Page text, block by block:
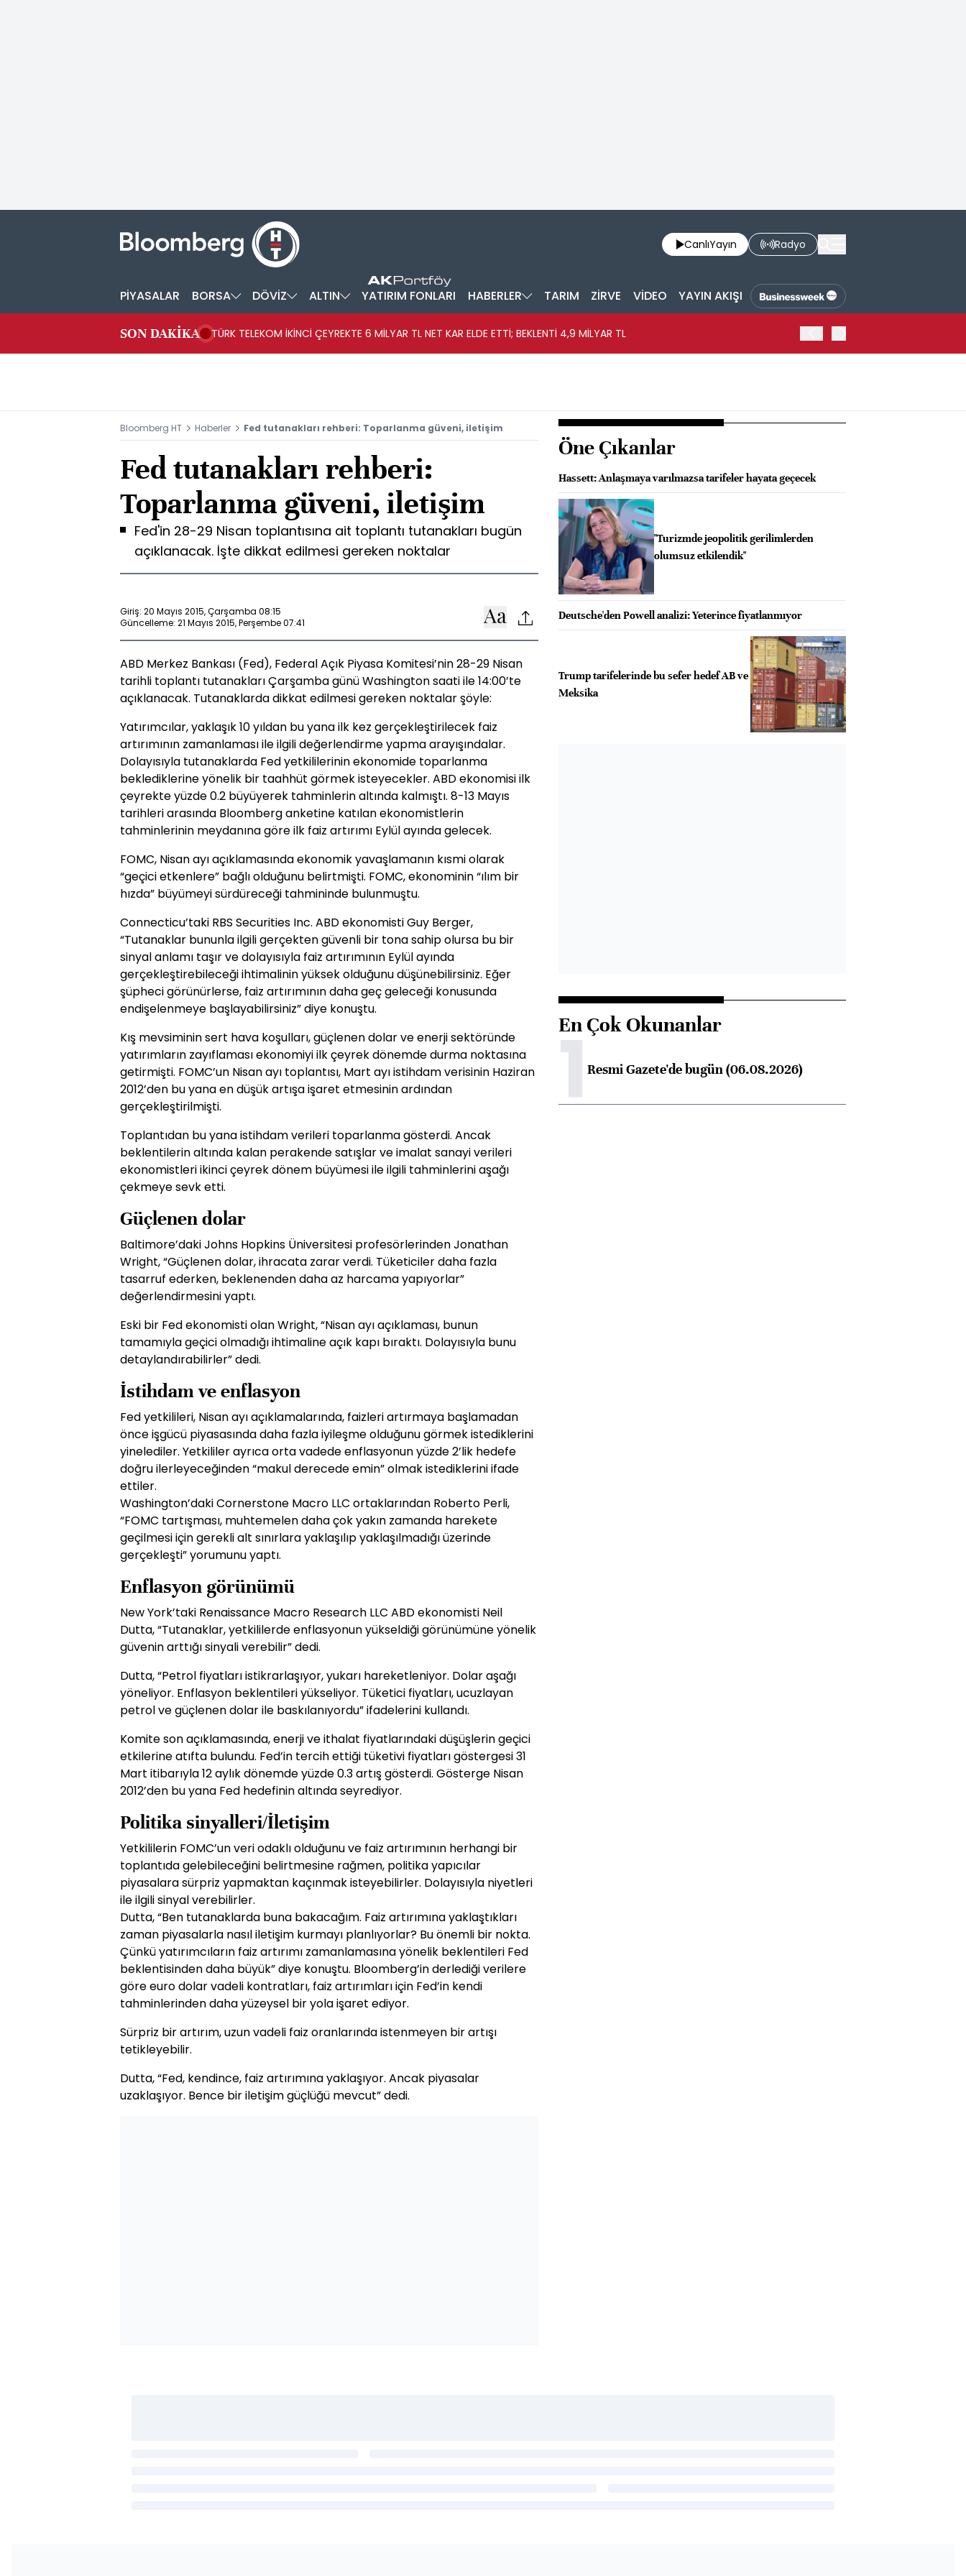
CanlıYayın Radyo
PİYASALAR BORSA DÖVİZ ALTIN YATIRIM FONLARI HABERLER TARIM ZİRVE VİDEO YAYIN AKIŞI
SON DAKİKA TÜRK TELEKOM İKİNCİ ÇEYREKTE 6 MİLYAR TL NET KAR ELDE ETTİ; BEKLENTİ 4,9 MİLYAR TL
Bloomberg HT Haberler Fed tutanakları rehberi: Toparlanma güveni, iletişim
Fed tutanakları rehberi:
Toparlanma güveni, iletişim
Fed'in 28-29 Nisan toplantısına ait toplantı tutanakları bugün
açıklanacak. İşte dikkat edilmesi gereken noktalar
Giriş: 20 Mayıs 2015, Çarşamba 08:15
Güncelleme: 21 Mayıs 2015, Perşembe 07:41
ABD Merkez Bankası (Fed), Federal Açık Piyasa Komitesi’nin 28-29 Nisan
tarihli toplantı tutanakları Çarşamba günü Washington saati ile 14:00’te
açıklanacak. Tutanaklarda dikkat edilmesi gereken noktalar şöyle:
Yatırımcılar, yaklaşık 10 yıldan bu yana ilk kez gerçekleştirilecek faiz
artırımının zamanlaması ile ilgili değerlendirme yapma arayışındalar.
Dolayısıyla tutanaklarda Fed yetkililerinin ekonomide toparlanma
beklediklerine yönelik bir taahhüt görmek isteyecekler. ABD ekonomisi ilk
çeyrekte yüzde 0.2 büyüyerek tahminlerin altında kalmıştı. 8-13 Mayıs
tarihleri arasında Bloomberg anketine katılan ekonomistlerin
tahminlerinin meydanına göre ilk faiz artırımı Eylül ayında gelecek.
FOMC, Nisan ayı açıklamasında ekonomik yavaşlamanın kısmi olarak
“geçici etkenlere” bağlı olduğunu belirtmişti. FOMC, ekonominin “ılım bir
hızda” büyümeyi sürdüreceği tahmininde bulunmuştu.
Connecticu’taki RBS Securities Inc. ABD ekonomisti Guy Berger,
“Tutanaklar bununla ilgili gerçekten güvenli bir tona sahip olursa bu bir
sinyal anlamı taşır ve dolayısıyla faiz artırımının Eylül ayında
gerçekleştirebileceği ihtimalinin yüksek olduğunu düşünebilirsiniz. Eğer
şüpheci görünürlerse, faiz artırımının daha geç geleceği konusunda
endişelenmeye başlayabilirsiniz” diye konuştu.
Kış mevsiminin sert hava koşulları, güçlenen dolar ve enerji sektöründe
yatırımların zayıflaması ekonomiyi ilk çeyrek dönemde durma noktasına
getirmişti. FOMC’un Nisan ayı toplantısı, Mart ayı istihdam verisinin Haziran
2012’den bu yana en düşük artışa işaret etmesinin ardından
gerçekleştirilmişti.
Toplantıdan bu yana istihdam verileri toparlanma gösterdi. Ancak
beklentilerin altında kalan perakende satışlar ve imalat sanayi verileri
ekonomistleri ikinci çeyrek dönem büyümesi ile ilgili tahminlerini aşağı
çekmeye sevk etti.
Güçlenen dolar
Baltimore’daki Johns Hopkins Üniversitesi profesörlerinden Jonathan
Wright, “Güçlenen dolar, ihracata zarar verdi. Tüketiciler daha fazla
tasarruf ederken, beklenenden daha az harcama yapıyorlar”
değerlendirmesini yaptı.
Eski bir Fed ekonomisti olan Wright, “Nisan ayı açıklaması, bunun
tamamıyla geçici olmadığı ihtimaline açık kapı bıraktı. Dolayısıyla bunu
detaylandırabilirler” dedi.
İstihdam ve enflasyon
Fed yetkilileri, Nisan ayı açıklamalarında, faizleri artırmaya başlamadan
önce işgücü piyasasında daha fazla iyileşme olduğunu görmek istediklerini
yinelediler. Yetkililer ayrıca orta vadede enflasyonun yüzde 2’lik hedefe
doğru ilerleyeceğinden “makul derecede emin” olmak istediklerini ifade
ettiler.
Washington’daki Cornerstone Macro LLC ortaklarından Roberto Perli,
“FOMC tartışması, muhtemelen daha çok yakın zamanda harekete
geçilmesi için gerekli alt sınırlara yaklaşılıp yaklaşılmadığı üzerinde
gerçekleşti” yorumunu yaptı.
Enflasyon görünümü
New York’taki Renaissance Macro Research LLC ABD ekonomisti Neil
Dutta, “Tutanaklar, yetkililerde enflasyonun yükseldiği görünümüne yönelik
güvenin arttığı sinyali verebilir” dedi.
Dutta, “Petrol fiyatları istikrarlaşıyor, yukarı hareketleniyor. Dolar aşağı
yöneliyor. Enflasyon beklentileri yükseliyor. Tüketici fiyatları, ucuzlayan
petrol ve güçlenen dolar ile baskılanıyordu” ifadelerini kullandı.
Komite son açıklamasında, enerji ve ithalat fiyatlarındaki düşüşlerin geçici
etkilerine atıfta bulundu. Fed’in tercih ettiği tüketivi fiyatları göstergesi 31
Mart itibarıyla 12 aylık dönemde yüzde 0.3 artış gösterdi. Gösterge Nisan
2012’den bu yana Fed hedefinin altında seyrediyor.
Politika sinyalleri/İletişim
Yetkililerin FOMC’un veri odaklı olduğunu ve faiz artırımının herhangi bir
toplantıda gelebileceğini belirtmesine rağmen, politika yapıcılar
piyasalara sürpriz yapmaktan kaçınmak isteyebilirler. Dolayısıyla niyetleri
ile ilgili sinyal verebilirler.
Dutta, “Ben tutanaklarda buna bakacağım. Faiz artırımına yaklaştıkları
zaman piyasalarla nasıl iletişim kurmayı planlıyorlar? Bu önemli bir nokta.
Çünkü yatırımcıların faiz artırımı zamanlamasına yönelik beklentileri Fed
beklentisinden daha büyük” diye konuştu. Bloomberg’in derlediği verilere
göre euro dolar vadeli kontratları, faiz artırımları için Fed’in kendi
tahminlerinden daha yüzeysel bir yola işaret ediyor.
Sürpriz bir artırım, uzun vadeli faiz oranlarında istenmeyen bir artışı
tetikleyebilir.
Dutta, “Fed, kendince, faiz artırımına yaklaşıyor. Ancak piyasalar
uzaklaşıyor. Bence bir iletişim güçlüğü mevcut” dedi.
Öne Çıkanlar
Hassett: Anlaşmaya varılmazsa tarifeler hayata geçecek
"Turizmde jeopolitik gerilimlerden
olumsuz etkilendik"
Deutsche'den Powell analizi: Yeterince fiyatlanmıyor
Trump tarifelerinde bu sefer hedef AB ve
Meksika
En Çok Okunanlar
1Resmi Gazete'de bugün (06.08.2026)